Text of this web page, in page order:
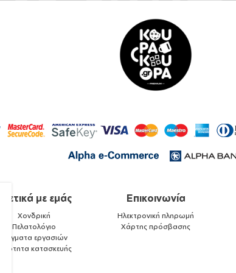
Σχετικά με εμάς
Χονδρική
Πελατολόγιο
Δείγματα εργασιών
Ποιότητα κατασκευής
Επικοινωνία
Ηλεκτρονική πληρωμή
Χάρτης πρόσβασης